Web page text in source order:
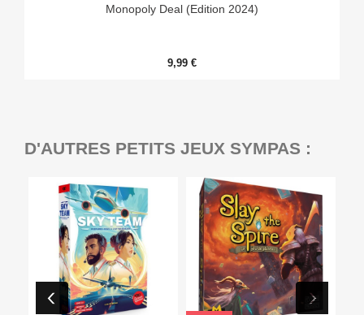
Monopoly Deal (Edition 2024)
9,99 €
D'AUTRES PETITS JEUX SYMPAS :